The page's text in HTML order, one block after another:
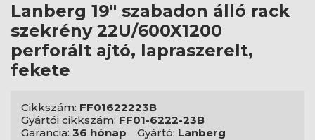
Lanberg 19" szabadon álló rack
szekrény 22U/600X1200
perforált ajtó, lapraszerelt,
fekete
Cikkszám: FF01622223B
Gyártói cikkszám: FF01-6222-23B
Garancia: 36 hónap Gyártó: Lanberg